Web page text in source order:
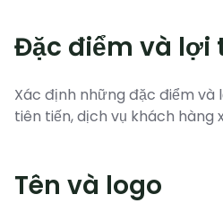
Đặc điểm và lợi
Xác định những đặc điểm
tiên tiến, dịch vụ khách hàng
Tên và logo